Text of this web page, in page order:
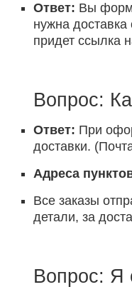
Ответ: Вы
нужна
придет ссылка
Вопрос:
Ответ: При
доставки.
Адреса
Все заказы
детали, за
Вопрос: Я